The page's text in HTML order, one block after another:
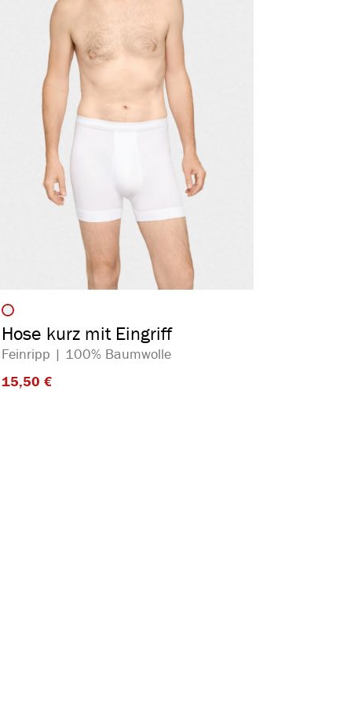
Artikelfarbe
Hose kurz mit Eingriff
Feinripp | 100% Baumwolle
15,50 €​